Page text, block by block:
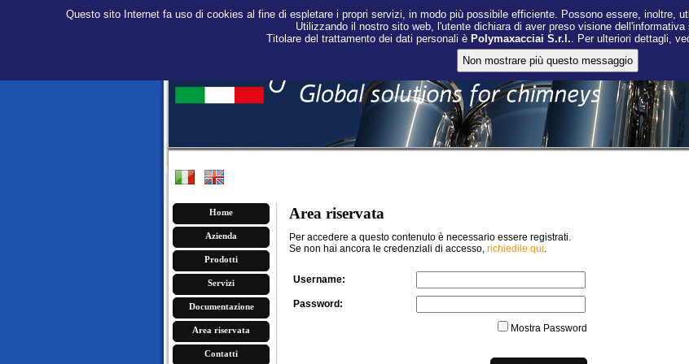
Home
Azienda
Prodotti
Servizi
Documentazione
Area riservata
Contatti
Area riservata
Per accedere a questo contenuto è necessario essere registrati.
Se non hai ancora le credenziali di accesso, richiedile qui.
Username:
Password:
Mostra Password
Questo sito Internet fa uso di cookies al fine di espletare i propri servizi, in modo più possibile efficiente. Possono essere, inoltre,
Utilizzando il nostro sito web, l'utente dichiara di aver preso visione
Titolare del trattamento dei dati personali è Polymaxacciai S.r.l.. Per ulteriori dettagli,